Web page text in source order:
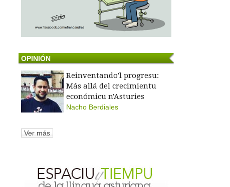
OPINIÓN
Reinventando'l progresu:
Más allá del crecimientu
económicu n'Asturies
Nacho Berdiales
Ver más